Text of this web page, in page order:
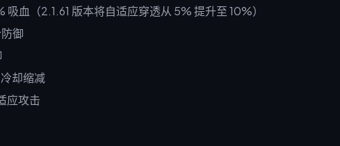
血（2.1.61 版本将自适应穿透从 5% 提升至 10%）
御
却缩减
应攻击